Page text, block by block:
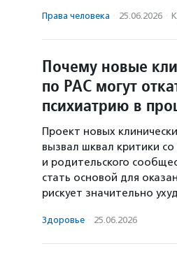
Права человека · 25.06.2026 ·
Почему новые
по РАС могут
психиатрию в
Проект новых
вызвал шквал критики
и родительского
стать основой для
рискует значительно
Здоровье · 25.06.2026